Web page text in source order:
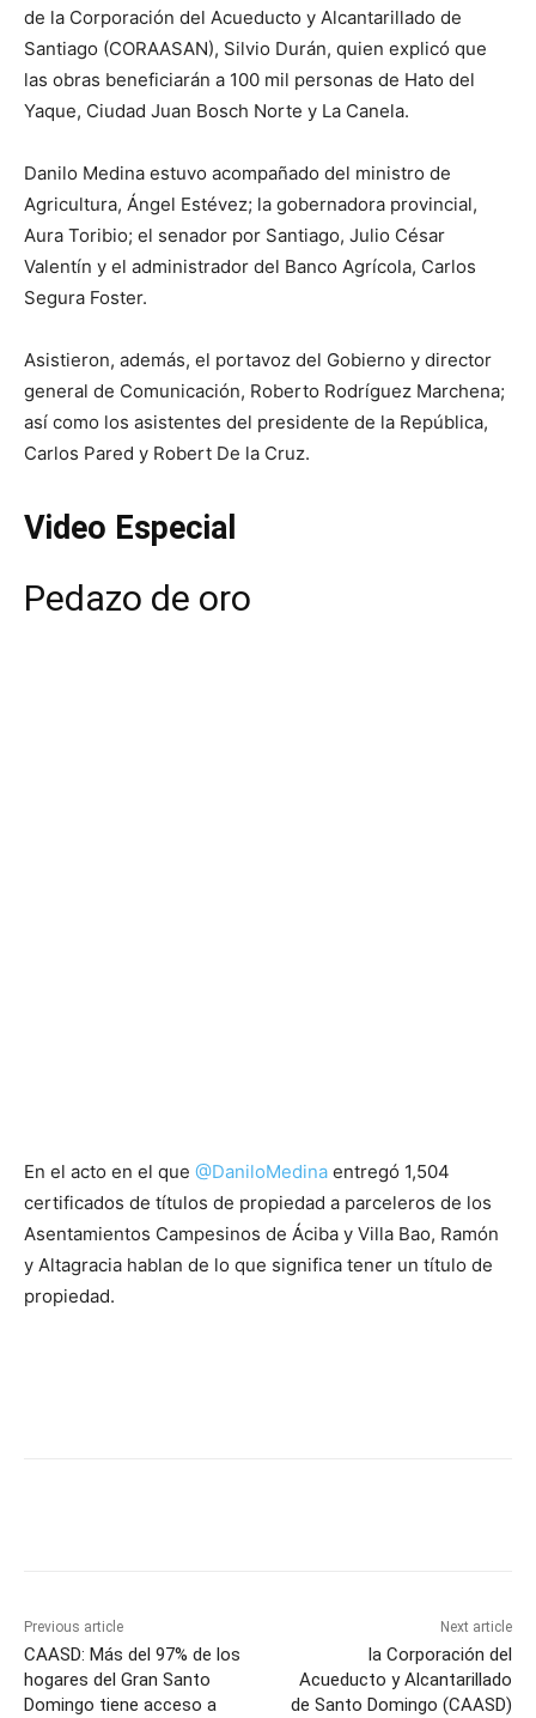
de la Corporación del Acueducto y Alcantarillado de
Santiago (CORAASAN), Silvio Durán, quien explicó que
las obras beneficiarán a 100 mil personas de Hato del
Yaque, Ciudad Juan Bosch Norte y La Canela.
Danilo Medina estuvo acompañado del ministro de
Agricultura, Ángel Estévez; la gobernadora provincial,
Aura Toribio; el senador por Santiago, Julio César
Valentín y el administrador del Banco Agrícola, Carlos
Segura Foster.
Asistieron, además, el portavoz del Gobierno y director
general de Comunicación, Roberto Rodríguez Marchena;
así como los asistentes del presidente de la República,
Carlos Pared y Robert De la Cruz.
Video Especial
Pedazo de oro
En el acto en el que @DaniloMedina entregó 1,504
certificados de títulos de propiedad a parceleros de los
Asentamientos Campesinos de Áciba y Villa Bao, Ramón
y Altagracia hablan de lo que significa tener un título de
propiedad.
Previous article
CAASD: Más del 97% de los
hogares del Gran Santo
Domingo tiene acceso a
Next article
la Corporación del
Acueducto y Alcantarillado
de Santo Domingo (CAASD)